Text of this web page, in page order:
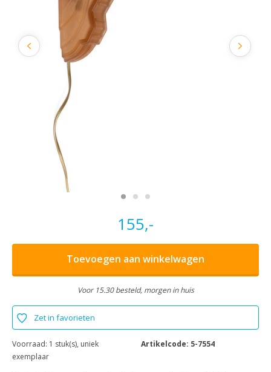
155,-
Toevoegen aan winkelwagen
Voor 15.30 besteld, morgen in huis
Zet in favorieten
Voorraad: 1 stuk(s), uniek
exemplaar
Artikelcode: 5-7554